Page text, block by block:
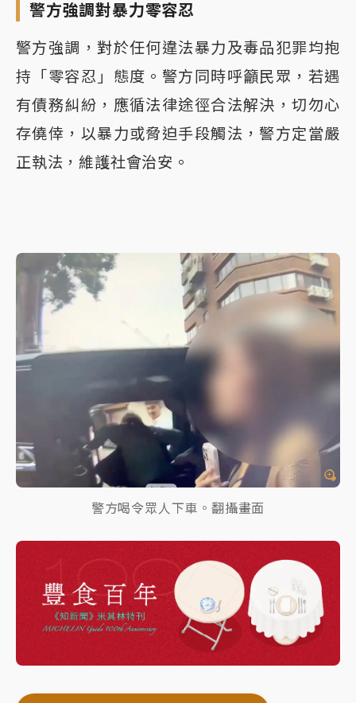
警方強調對暴力零容忍
警方強調，對於任何違法暴力及毒品犯罪均抱
持「零容忍」態度。警方同時呼籲民眾，若遇
有債務糾紛，應循法律途徑合法解決，切勿心
存僥倖，以暴力或脅迫手段觸法，警方定當嚴
正執法，維護社會治安。
警方喝令眾人下車。翻攝畫面